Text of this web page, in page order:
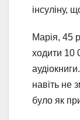
інсуліну,
Марія, 45
ходити 10
навіть не
було як